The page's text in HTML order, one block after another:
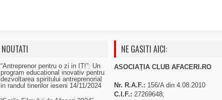
NOUTATI
“Antreprenor pentru o zi in IT!”: Un
program educational inovativ pentru
dezvoltarea spiritului antreprenorial
in randul tinerilor ieseni 14/11/2024
NE GASITI AICI:
ASOCIAȚIA CLUB AFACERI.RO
Nr. R.A.F.: 156/A din 4.08.2010
C.I.F.: 27269648;